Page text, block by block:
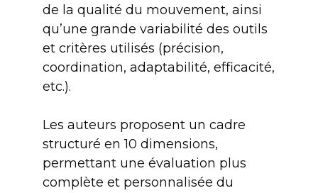
de la qualité du mouvement, ainsi
qu’une grande variabilité des outils
et critères utilisés (précision,
coordination, adaptabilité, efficacité,
etc.).
Les auteurs proposent un cadre
structuré en 10 dimensions,
permettant une évaluation plus
complète et personnalisée du